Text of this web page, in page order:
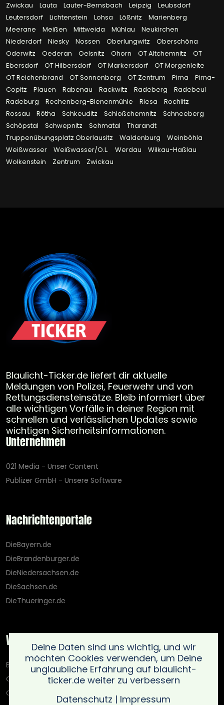
Zwickau
Lauta Lauter-Bernsbach Leipzig
Leubsdorf
Leutersdorf
Lichtenstein Lohsa Lößnitz
Marienberg
Meerane
Meißen Mittweida Mühlau
Neukirchen
Niederdorf
Niesky Nossen Oberlungwitz
Oberschöna
Oderwitz
Oederan Oelsnitz Ohorn OT Altchemnitz
OT
Ebersdorf
OT Hilbersdorf OT Markersdorf
OT Morgenleite
OT Reichenbrand
OT Sonnenberg OT Zentrum Pirna
Pirna-
Copitz
Plauen Rabenau Rackwitz Radeberg
Radebeul
Radeburg
Rechenberg-Bienenmühle Riesa
Rochlitz
Rossau
Rötha Schkeuditz Schloßchemnitz
Schneeberg
Schöpstal
Schwepnitz Sehmatal
Tharandt
Truppenübungsplatz Oberlausitz
Waldenburg
Weinböhla
Weißwasser
Weißwasser/O.L. Werdau
Wilkau-Haßlau
Wolkenstein
Zentrum Zwickau
Blaulicht-Ticker.de liefert dir aktuelle
Meldungen von Polizei, Feuerwehr und von
Rettungsdiensteinsätze. Bleib informiert über
alle wichtigen Vorfälle in deiner Region mit
schnellen und verlässlichen Updates sowie
wichtigen Sicherheitsinformationen.
Unternehmen
021 Media - Unser Content
Publizer GmbH - Unsere Software
Nachrichtenportale
DieBayern.de
DieBrandenburger.de
DieNiedersachsen.de
DieSachsen.de
DieThueringer.de
Weitere Portale
Blaulicht-Ticker.de
Oberlausitz.holiday
OnlinedatingKompass.de
Deine Daten sind uns wichtig, und wir
möchten Cookies verwenden, um Deine
unglaubliche Erfahrung auf blaulicht-
ticker.de weiter zu verbessern
Datenschutz | Impressum